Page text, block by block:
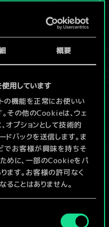
概要
用しています
の機能を正常にお使いい
その他のCookieは、ウェ
オプションとして技術的
ドバックを送信します。ま
でお客様が興味を持ちそ
めに、一部のCookieをパ
ます。お客様の許可なく
ることはありません。
でご確認ください。
これし
キがあ
が、
中！
ガイドを作成
編集